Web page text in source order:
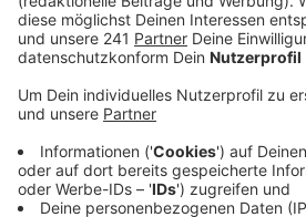
Veröffentlicht:Mittwoch, 29.09.2021
Anzeige
Zuerst ging es den Einsatzkräften
verhindern, dass das Feuer auf